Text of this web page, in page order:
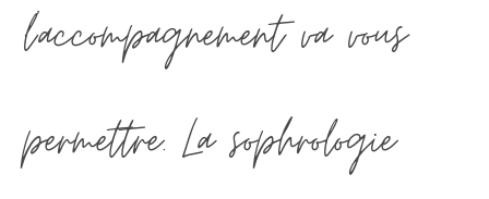
l'accompagnement va vous
permettre. La sophrologie